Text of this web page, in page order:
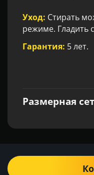
Уход: Стирать
режиме. Гладить
Гарантия: 5 лет.
Размерная